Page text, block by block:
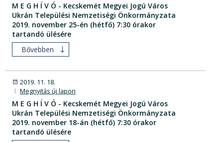
M E G H Í V Ó - Kecskemét Megyei Jogú Város
Ukrán Települési Nemzetiségi Önkormányzata
2019. november 25-én (hétfő) 7:30 órakor
tartandó ülésére
Bővebben
2019. 11. 18.
Megnyitás új lapon
M E G H Í V Ó - Kecskemét Megyei Jogú Város
Ukrán Települési Nemzetiségi Önkormányzata
2019. november 18-án (hétfő) 7:30 órakor
tartandó ülésére